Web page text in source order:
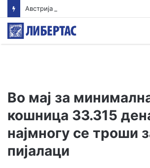
Австрија регистрира нов
Во мај за
кошница 33.315
најмногу се троши
пијалаци